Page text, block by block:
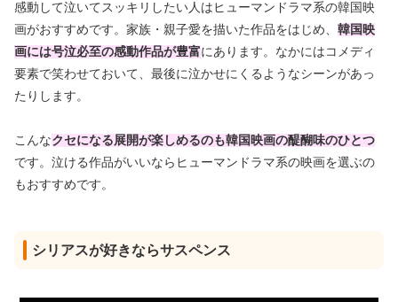
感動して泣いてスッキリしたい人はヒューマンドラマ系の韓国映
画がおすすめです。家族・親子愛を描いた作品をはじめ、 韓国映
画には号泣必至の感動作品が豊富にあります。なかにはコメディ
要素で笑わせておいて、最後に泣かせにくるようなシーンがあっ
たりします。
こんなクセになる展開が楽しめるのも韓国映画の醍醐味のひとつ
です。泣ける作品がいいならヒューマンドラマ系の映画を選ぶの
もおすすめです。
シリアスが好きならサスペンス